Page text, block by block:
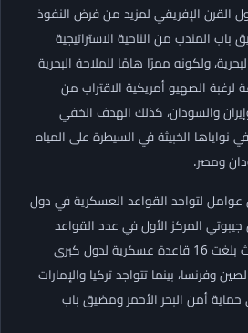
القرن الإفريقي لمزيد من فرض النفوذ
المندب من الناحية الاستراتيجية
ولكونه ممرًا هامًا للملاحة البحرية
لرغبة الصهيو أمريكية الاقتراب من
والسودان، كذلك الهدف الخفي
نواياها الخبيثة في السيطرة على المياه
ومصر.
لتواجد القواعد العسكرية في دول
جيبوتي المركز الأول في عدد القواعد
العسكرية الأجنبية بها، حيث بلغت 16 قاعدة عسكرية لدول كبرى
وفرنسا، بينما تتواجد تركيا والإمارات
حماية أمن البحر الأحمر ومضيق باب